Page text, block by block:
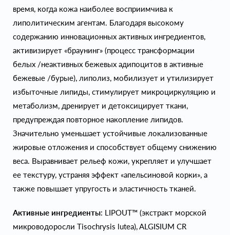
время, когда кожа наиболее восприимчива к
липолитическим агентам. Благодаря высокому
содержанию инновационных активных ингредиентов,
активизирует «браунинг» (процесс трансформации
белых /неактивных бежевых адипоцитов в активные
бежевые /бурые), липолиз, мобилизует и утилизирует
избыточные липиды, стимулирует микроциркуляцию и
метаболизм, дренирует и детоксицирует ткани,
предупреждая повторное накопление липидов.
Значительно уменьшает устойчивые локализованные
жировые отложения и способствует общему снижению
веса. Выравнивает рельеф кожи, укрепляет и улучшает
ее текстуру, устраняя эффект «апельсиновой корки», а
также повышает упругость и эластичность тканей.
Активные ингредиенты: LIPOUT™ (экстракт морской
микроводоросли Tisochrysis lutea), ALGISIUM CR